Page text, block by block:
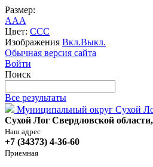
Размер:
AAA
Цвет: CCC
Изображения Вкл.Выкл.
Обычная версия сайта
Войти
Поиск
Все результаты
Муниципальный округ Сухой
Сухой Лог Свердловской
Наш адрес
+7 (34373) 4-36-60
Приемная